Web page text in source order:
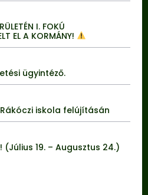
I. FOKÚ
EL A KORMÁNY!
ügyintéző.
iskola felújításán
19. – Augusztus 24.)